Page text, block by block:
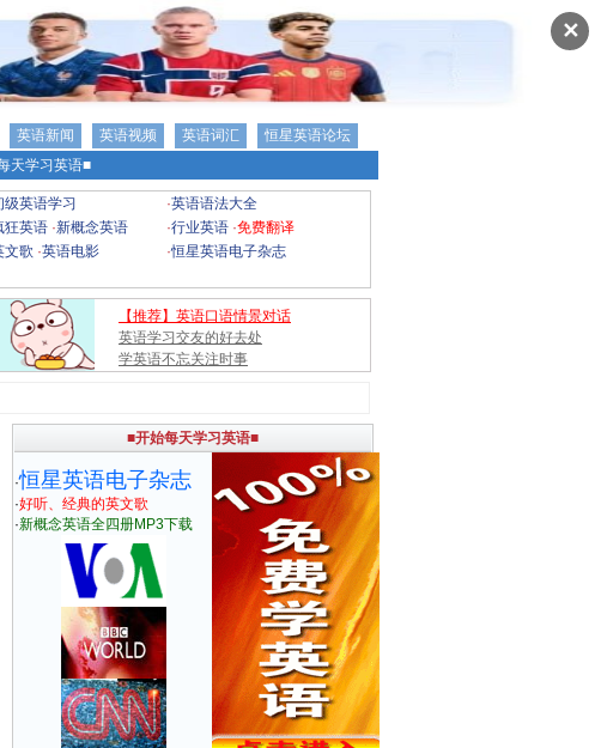
✕
英语新闻 英语视频 英语词汇
恒星英语论坛
天学习英语■
级英语学习 ·英语语法大全
狂英语 ·新概念英语 ·行业英语 ·免费翻译
文歌 ·英语电影 ·恒星英语电子杂志
【推荐】英语口语情景对话
英语学习交友的好去处
学英语不忘关注时事
■开始每天学习英语■
·恒星英语电子杂志
·好听、经典的英文歌
·新概念英语全四册MP3下载